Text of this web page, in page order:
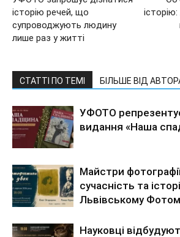
історію речей, що
супроводжують людину
лише раз у житті
СТАТТІ ПО ТЕМІ БІЛЬШЕ ВІД
УФОТО
видання «Наша
Майстри
сучасність та
Львівському
Науковці